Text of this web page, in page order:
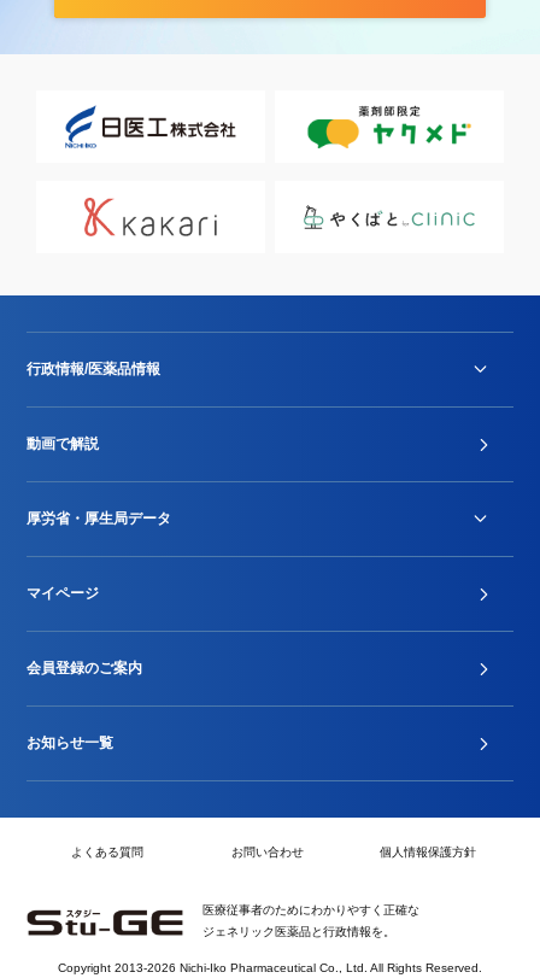
行政情報/医薬品情報
Stu-GEレポート
動画で解説
厚労省・厚生局データ
2024年度新設項目届出状況
マイページ
会員登録のご案内
お知らせ一覧
よくある質問 お問い合わせ 個人情報保護方針
医療従事者のためにわかりやすく正確な
ジェネリック医薬品と行政情報を。
Copyright 2013-2026 Nichi-Iko Pharmaceutical Co., Ltd. All Rights Reserved.